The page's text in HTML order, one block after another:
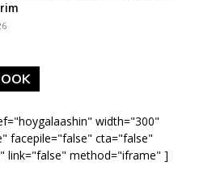
width="300"
facepile="false" cta="false"
link="false" method="iframe" ]